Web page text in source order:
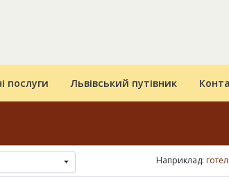
послуги Львівський путівник
Наприклад: готелі